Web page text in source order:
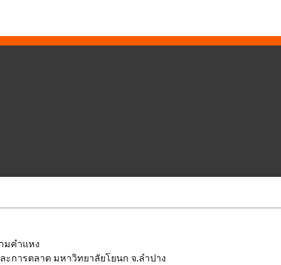
มคำแหง
การตลาด มหาวิทยาลัยโยนก จ.ลำปาง